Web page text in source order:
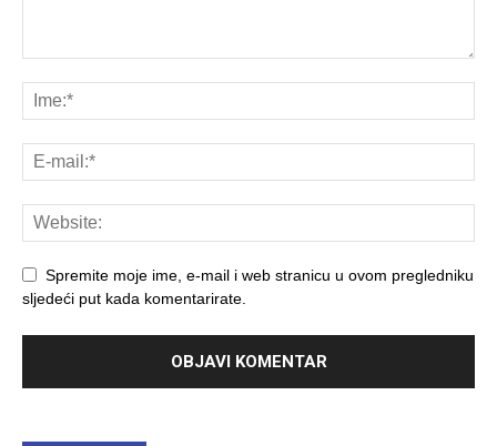
Spremite moje ime, e-mail i web stranicu u ovom pregledniku
sljedeći put kada komentarirate.